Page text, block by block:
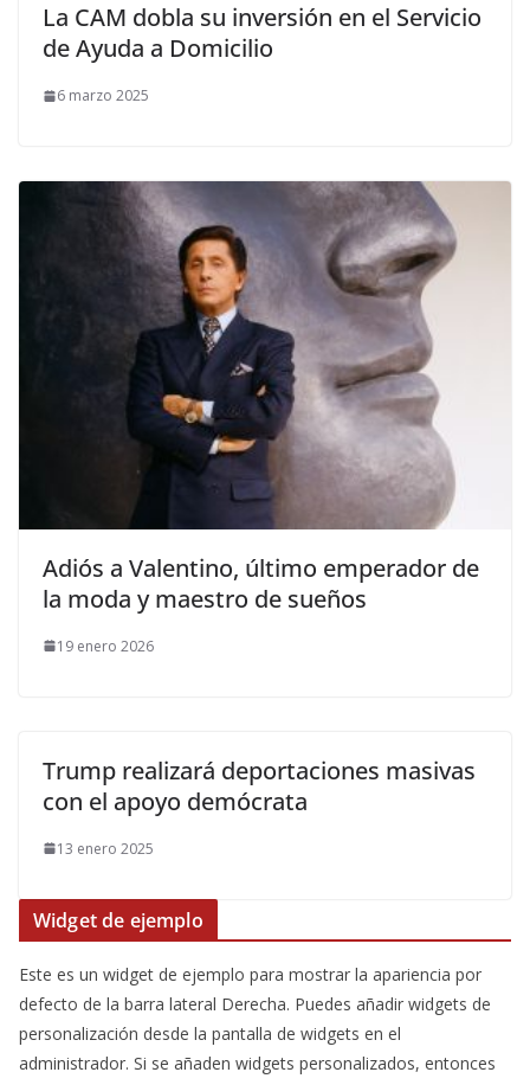
La CAM dobla su inversión en el Servicio
de Ayuda a Domicilio
6 marzo 2025
​Adiós a Valentino, último emperador de
la moda y maestro de sueños
19 enero 2026
Trump realizará deportaciones masivas
con el apoyo demócrata
13 enero 2025
Widget de ejemplo
Este es un widget de ejemplo para mostrar la apariencia por
defecto de la barra lateral Derecha. Puedes añadir widgets de
personalización desde la pantalla de widgets en el
administrador. Si se añaden widgets personalizados, entonces